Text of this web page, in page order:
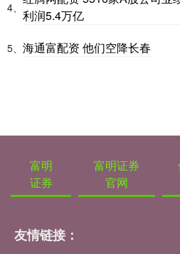
4、 利润5.4万亿
5、 海通富配资 他们空降长春
富明
证券
富明证券
官网
友情链接：